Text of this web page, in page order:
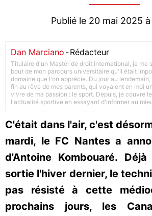
Publié le 20 mai 2025 à
Dan Marciano -Rédacteur
Titulaire d'un Master de droit international, je me
bout de mon parcours universitaire qu'il était
domaine que l'on apprécie. Du jour au
fin au rêve de mes parents, qui voyaient en moi
vivre de ma passion : le sport. Depuis, je couvre
l'actualité sportive en essayant d'informer au
C'était dans l'air, c'est
mardi, le FC Nantes a
d'Antoine Kombouaré.
sortie l'hiver dernier, le
pas résisté à cette
prochains jours, les